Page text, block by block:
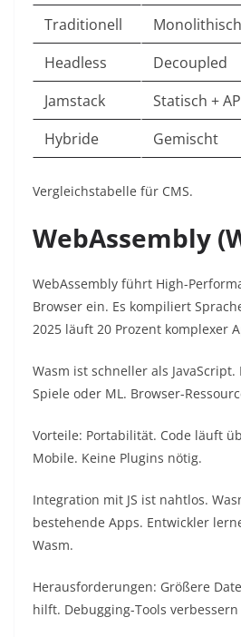
Traditionell
Monolithisch
Headless
Decoupled
Jamstack
Statisch +
Hybride
Gemischt
Vergleichstabelle für CMS.​
WebAssembly
WebAssembly führt High-
Browser ein. Es kompiliert
2025 läuft 20 Prozent komplexer
Wasm ist schneller als
Spiele oder ML. Browser-
Vorteile: Portabilität. Code läuft
Mobile. Keine Plugins nötig.​
Integration mit JS ist nahtlos.
bestehende Apps. Entwickler
Wasm.​
Herausforderungen: Größere
hilft. Debugging-Tools verbessern